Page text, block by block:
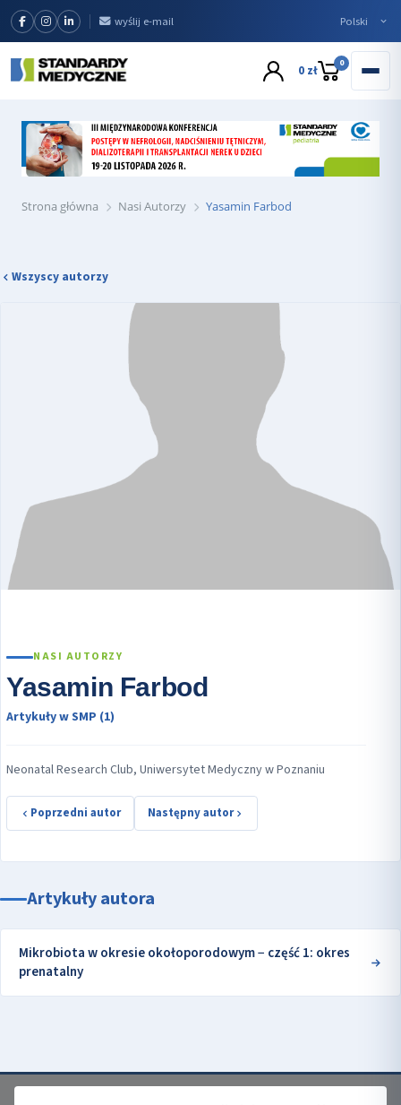
wyślij e-mail
0 zł 0
Strona główna Nasi Autorzy Yasamin Farbod
Wszyscy autorzy
NASI AUTORZY
Yasamin Farbod
Artykuły w SMP (1)
Neonatal Research Club, Uniwersytet Medyczny w Poznaniu
Poprzedni autor Następny autor
Artykuły autora
Mikrobiota w okresie okołoporodowym − część 1: okres
prenatalny